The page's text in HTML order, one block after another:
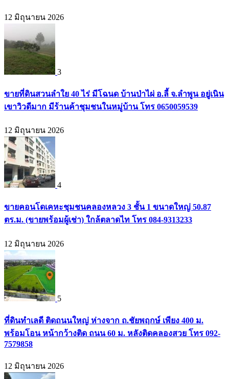
12 มิถุนายน 2026
3
ขายที่ดินสวนลำใย 40 ไร่ มีโฉนด บ้านป่าไผ่ อ.ลี้ จ.ลำพูน อยู่เนิน
เขาวิวดีมาก มีร้านค้าชุมชนในหมู่บ้าน โทร 0650059539
12 มิถุนายน 2026
4
ขายคอนโดเคหะชุมชนคลองหลวง 3 ชั้น 1 ขนาดใหญ่ 50.87
ตร.ม. (ขายพร้อมผู้เช่า) ใกล้ตลาดไท โทร 084-9313233
12 มิถุนายน 2026
5
ที่ดินทำเลดี ติดถนนใหญ่ ห่างจาก ถ.ชัยพฤกษ์ เพียง 400 ม.
พร้อมโอน หน้ากว้างติด ถนน 60 ม. หลังติดคลองสวย โทร 092-
7579858
12 มิถุนายน 2026